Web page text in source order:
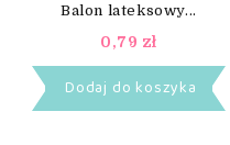
Balon lateksowy...
0,79 zł
Dodaj do koszyka